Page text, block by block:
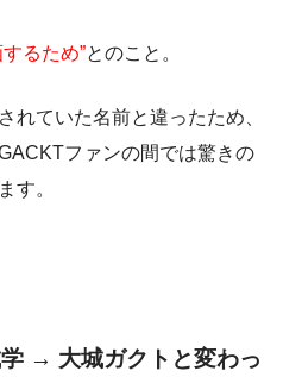
るため”とのこと。
れていた名前と違ったため、
ファンの間では驚きの
す。
→ 大城ガクトと変わっ